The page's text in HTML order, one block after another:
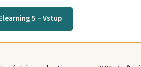
5 – Vstup